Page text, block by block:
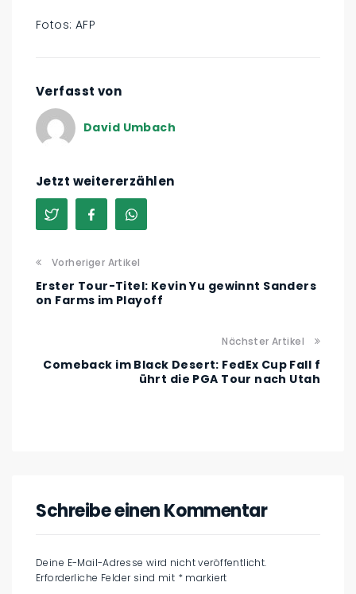
Fotos: AFP
Verfasst von
David Umbach
Jetzt weitererzählen
Vorheriger Artikel
Erster Tour-Titel: Kevin Yu gewinnt Sanders
on Farms im Playoff
Nächster Artikel
Comeback im Black Desert: FedEx Cup Fall f
ührt die PGA Tour nach Utah
Schreibe einen Kommentar
Deine E-Mail-Adresse wird nicht veröffentlicht.
Erforderliche Felder sind mit * markiert